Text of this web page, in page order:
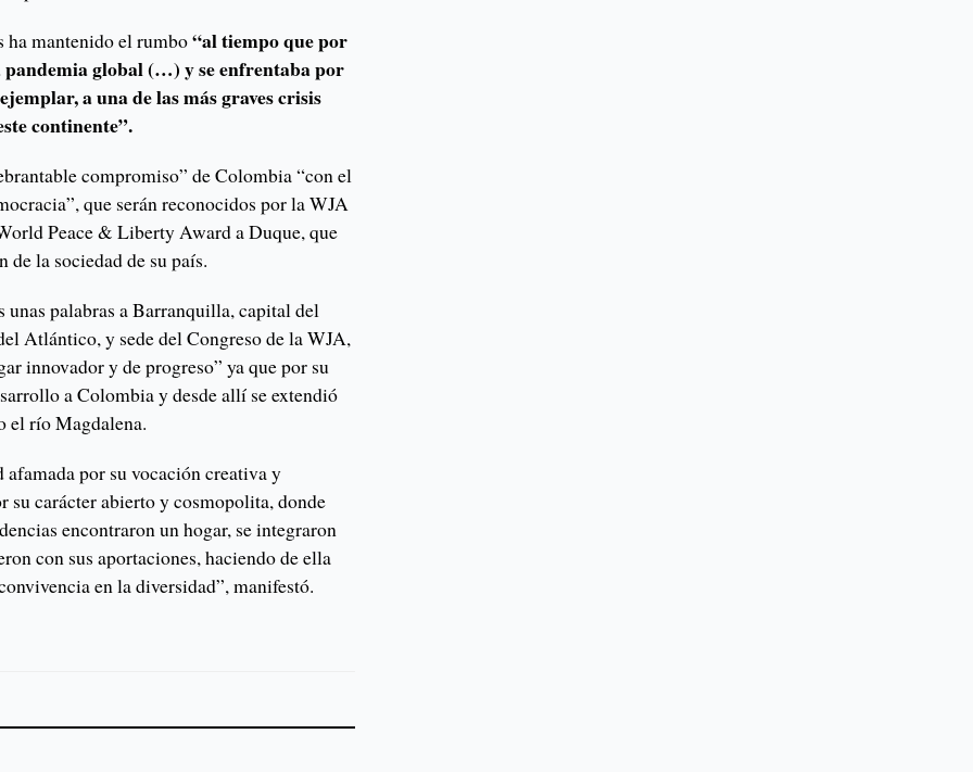
ha mantenido el rumbo“al tiempo que por
pandemia global (…) y se enfrentaba por
a una de las más graves crisis
continente”.
compromiso” de Colombia “con el
que serán reconocidos por la WJA
Peace & Liberty Award a Duque, que
la sociedad de su país.
unas palabras a Barranquilla, capital del
Atlántico, y sede del Congreso de la WJA,
innovador y de progreso” ya que por su
a Colombia y desde allí se extendió
el río Magdalena.
por su vocación creativa y
su carácter abierto y cosmopolita, donde
encontraron un hogar, se integraron
con sus aportaciones, haciendo de ella
en la diversidad”, manifestó.